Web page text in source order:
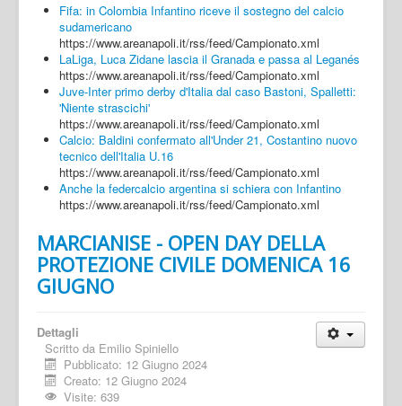
Fifa: in Colombia Infantino riceve il sostegno del calcio
sudamericano
https://www.areanapoli.it/rss/feed/Campionato.xml
LaLiga, Luca Zidane lascia il Granada e passa al Leganés
https://www.areanapoli.it/rss/feed/Campionato.xml
Juve-Inter primo derby d'Italia dal caso Bastoni, Spalletti:
'Niente strascichi'
https://www.areanapoli.it/rss/feed/Campionato.xml
Calcio: Baldini confermato all'Under 21, Costantino nuovo
tecnico dell'Italia U.16
https://www.areanapoli.it/rss/feed/Campionato.xml
Anche la federcalcio argentina si schiera con Infantino
https://www.areanapoli.it/rss/feed/Campionato.xml
MARCIANISE - OPEN DAY DELLA
PROTEZIONE CIVILE DOMENICA 16
GIUGNO
Dettagli
Scritto da Emilio Spiniello
Pubblicato: 12 Giugno 2024
Creato: 12 Giugno 2024
Visite: 639